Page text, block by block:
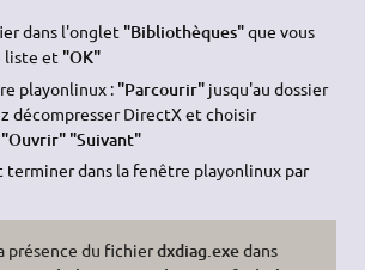
dans l'onglet "Bibliothèques"que vous
liste et "OK"
playonlinux : "Parcourir"jusqu'au dossier
décompresser DirectX et choisir
"Ouvrir" "Suivant"
dans la fenêtre playonlinux par
présence du fichierdxdiag.exedans